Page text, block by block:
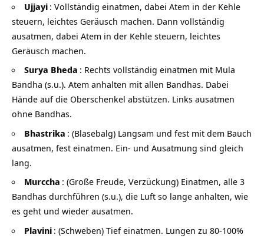
Ujjayi : Vollständig einatmen, dabei Atem in der Kehle
steuern, leichtes Geräusch machen. Dann vollständig
ausatmen, dabei Atem in der Kehle steuern, leichtes
Geräusch machen.
Surya Bheda : Rechts vollständig einatmen mit Mula
Bandha (s.u.). Atem anhalten mit allen Bandhas. Dabei
Hände auf die Oberschenkel abstützen. Links ausatmen
ohne Bandhas.
Bhastrika : (Blasebalg) Langsam und fest mit dem Bauch
ausatmen, fest einatmen. Ein- und Ausatmung sind gleich
lang.
Murccha : (Große Freude, Verzückung) Einatmen, alle 3
Bandhas durchführen (s.u.), die Luft so lange anhalten, wie
es geht und wieder ausatmen.
Plavini : (Schweben) Tief einatmen. Lungen zu 80-100%